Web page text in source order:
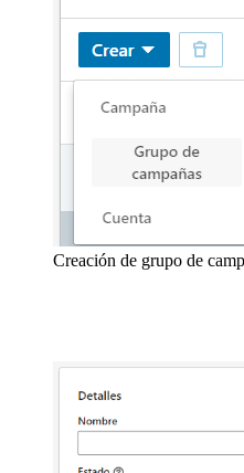
Creación de grupo de